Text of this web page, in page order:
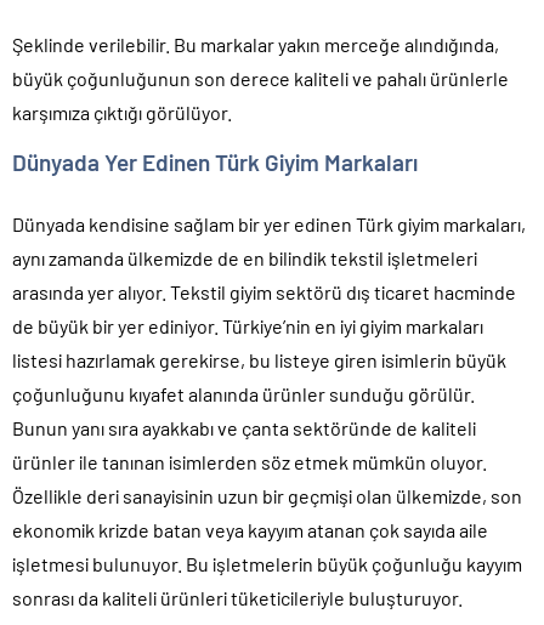
Şeklinde verilebilir. Bu markalar yakın merceğe alındığında,
büyük çoğunluğunun son derece kaliteli ve pahalı ürünlerle
karşımıza çıktığı görülüyor.
Dünyada Yer Edinen Türk Giyim Markaları
Dünyada kendisine sağlam bir yer edinen Türk giyim markaları,
aynı zamanda ülkemizde de en bilindik tekstil işletmeleri
arasında yer alıyor. Tekstil giyim sektörü dış ticaret hacminde
de büyük bir yer ediniyor. Türkiye’nin en iyi giyim markaları
listesi hazırlamak gerekirse, bu listeye giren isimlerin büyük
çoğunluğunu kıyafet alanında ürünler sunduğu görülür.
Bunun yanı sıra ayakkabı ve çanta sektöründe de kaliteli
ürünler ile tanınan isimlerden söz etmek mümkün oluyor.
Özellikle deri sanayisinin uzun bir geçmişi olan ülkemizde, son
ekonomik krizde batan veya kayyım atanan çok sayıda aile
işletmesi bulunuyor. Bu işletmelerin büyük çoğunluğu kayyım
sonrası da kaliteli ürünleri tüketicileriyle buluşturuyor.